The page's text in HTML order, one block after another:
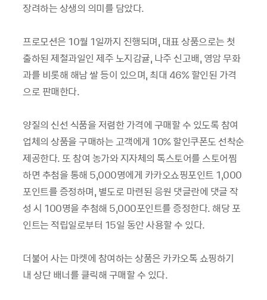
장려하는 상생의 의미를 담았다.
프로모션은 10월 1일까지 진행되며, 대표 상품으로는 첫
출하된 제철과일인 제주 노지감귤, 나주 신고배, 영암 무화
과를 비롯해 해남 쌀 등이 있으며, 최대 46% 할인된 가격
으로 판매한다.
양질의 신선 식품을 저렴한 가격에 구매할 수 있도록 참여
업체의 상품을 구매하는 고객에게 10% 할인쿠폰도 선착순
제공한다. 또 참여 농가와 지자체의 톡스토어를 스토어찜
하면 추첨을 통해 5,000명에게 카카오쇼핑포인트 1,000
포인트를 증정하며, 별도로 마련된 응원 댓글란에 댓글 작
성 시 100명을 추첨해 5,000포인트를 증정한다. 해당 포
인트는 적립일로부터 15일 동안 사용할 수 있다.
더불어 사는 마켓에 참여하는 상품은 카카오톡 쇼핑하기
내 상단 배너를 클릭해 구매할 수 있다.